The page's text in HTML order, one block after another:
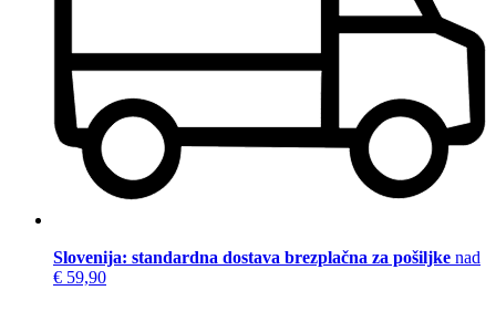
Slovenija: standardna dostava brezplačna za pošiljke nad
€ 59,90